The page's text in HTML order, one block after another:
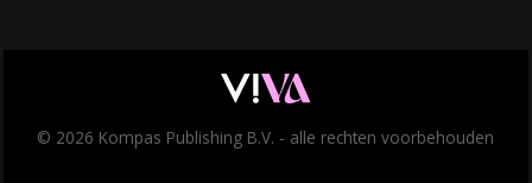
© 2026 Kompas Publishing B.V. - alle rechten voorbehouden